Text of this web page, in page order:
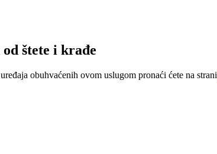
štete i krađe
obuhvaćenih ovom uslugom pronaći ćete na strani